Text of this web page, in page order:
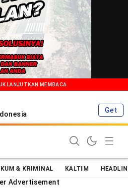
LANJUTKAN MEMBACA
Get
Positif Informasi Terkini!
& KRIMINAL KALTIM